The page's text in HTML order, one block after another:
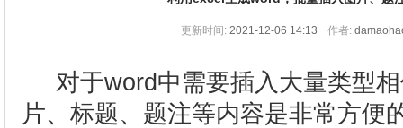
更新时间: 2021-12-06 14:13 作者:
对于word中需要插入大量类型
片、标题、题注等内容是非常方便